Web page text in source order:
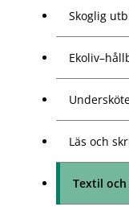
Skoglig
Läs och
Textil